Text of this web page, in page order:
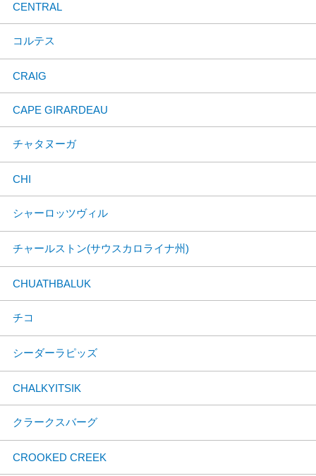
CENTRAL
コルテス
CRAIG
CAPE GIRARDEAU
チャタヌーガ
CHI
シャーロッツヴィル
チャールストン(サウスカロライナ州)
CHUATHBALUK
チコ
シーダーラピッズ
CHALKYITSIK
クラークスバーグ
CROOKED CREEK